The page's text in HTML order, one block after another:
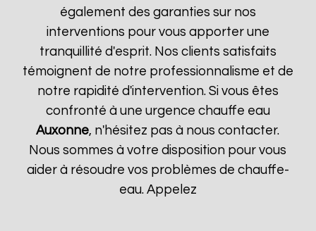
également des garanties sur nos
interventions pour vous apporter une
tranquillité d'esprit. Nos clients satisfaits
témoignent de notre professionnalisme et de
notre rapidité d'intervention. Si vous êtes
confronté à une urgence chauffe eau
Auxonne, n'hésitez pas à nous contacter.
Nous sommes à votre disposition pour vous
aider à résoudre vos problèmes de chauffe-
eau. Appelez